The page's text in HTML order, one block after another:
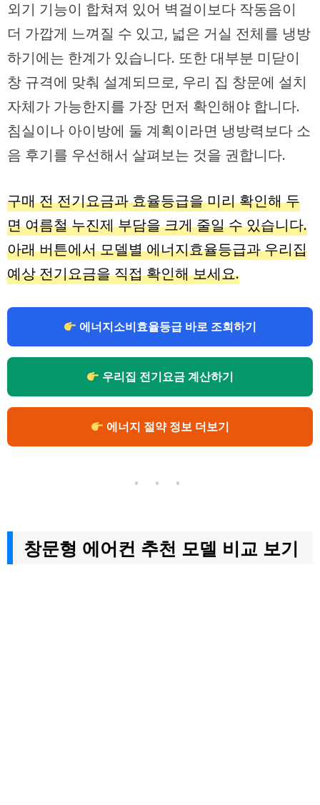
외기 기능이 합쳐져 있어 벽걸이보다 작동음이
더 가깝게 느껴질 수 있고, 넓은 거실 전체를 냉방
하기에는 한계가 있습니다. 또한 대부분 미닫이
창 규격에 맞춰 설계되므로, 우리 집 창문에 설치
자체가 가능한지를 가장 먼저 확인해야 합니다.
침실이나 아이방에 둘 계획이라면 냉방력보다 소
음 후기를 우선해서 살펴보는 것을 권합니다.
구매 전 전기요금과 효율등급을 미리 확인해 두
면 여름철 누진제 부담을 크게 줄일 수 있습니다.
아래 버튼에서 모델별 에너지효율등급과 우리집
예상 전기요금을 직접 확인해 보세요.
에너지소비효율등급 바로 조회하기
우리집 전기요금 계산하기
에너지 절약 정보 더보기
• • •
창문형 에어컨 추천 모델 비교 보기